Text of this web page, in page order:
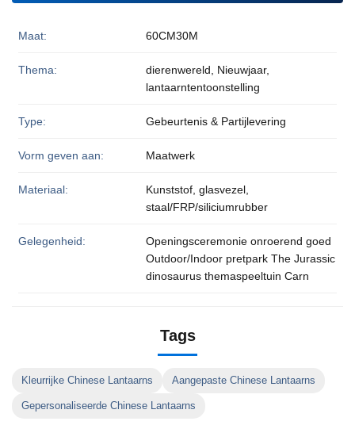
Maat: 60CM30M
Thema:
dierenwereld, Nieuwjaar,
lantaarntentoonstelling
Type: Gebeurtenis & Partijlevering
Vorm geven aan: Maatwerk
Materiaal:
Kunststof, glasvezel,
staal/FRP/siliciumrubber
Gelegenheid:
Openingsceremonie onroerend goed
Outdoor/Indoor pretpark The Jurassic
dinosaurus themaspeeltuin Carn
Tags
Kleurrijke Chinese Lantaarns Aangepaste Chinese Lantaarns
Gepersonaliseerde Chinese Lantaarns